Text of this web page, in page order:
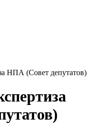
НПА (Совет депутатов)